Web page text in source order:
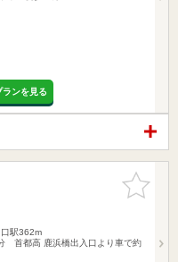
ンを見る
お気に入
りに追加
口駅362m
首都高 鹿浜橋出入口より車で約